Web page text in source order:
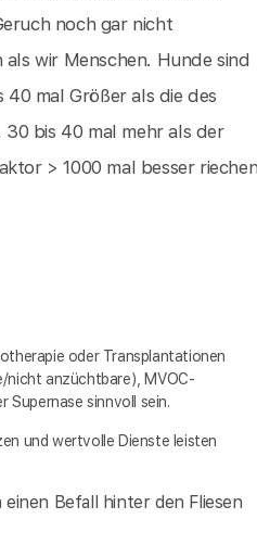
noch gar nicht
wir Menschen. Hunde sind
40 mal Größer als die des
30 bis 40 mal mehr als der
> 1000 mal besser riechen
oder Transplantationen
nicht anzüchtbare), MVOC-
Supernase sinnvoll sein.
und wertvolle Dienste leisten
Befall hinter den Fliesen